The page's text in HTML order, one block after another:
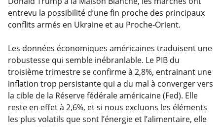
entrevu la possibilité d’une fin proche des principaux
conflits armés en Ukraine et au Proche-Orient.
Les données économiques américaines traduisent une
robustesse qui semble inébranlable. Le PIB du
troisième trimestre se confirme à 2,8%, entrainant une
inflation trop persistante qui a du mal à converger vers
la cible de la Réserve fédérale américaine (Fed). Elle
reste en effet à 2,6%, et si nous excluons les éléments
les plus volatils que sont l’énergie et l’alimentaire, elle